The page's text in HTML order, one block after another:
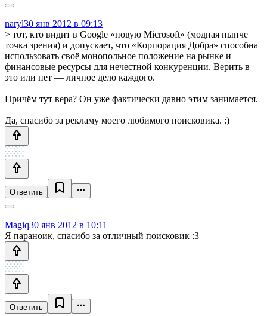
naryl30 янв 2012 в 09:13
> тот, кто видит в Google «новую Microsoft» (модная нынче
точка зрения) и допускает, что «Корпорация Добра» способна
использовать своё монопольное положение на рынке и
финансовые ресурсы для нечестной конкуренции. Верить в
это или нет — личное дело каждого.
Причём тут вера? Он уже фактически давно этим занимается.
Да, спасибо за рекламу моего любимого поисковика. :)
Ответить
Magiq30 янв 2012 в 10:11
Я параноик, спасибо за отличный поисковик :3
Ответить